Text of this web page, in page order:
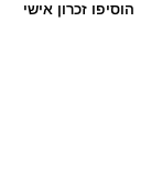
הוסיפו זכרון אישי